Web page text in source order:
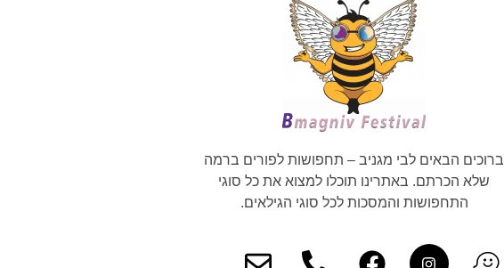
ברוכים הבאים לבי מגניב – תחפושות לפורים ברמה
שלא הכרתם. באתרינו תוכלו למצוא את כל סוגי
התחפושות והמסכות לכל סוגי הגילאים.